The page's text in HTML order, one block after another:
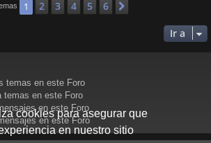
cookies para asegurar que
en nuestro sitio
1 2 3 4 5 6
Ir a
temas en este Foro
temas en este Foro
en este Foro
en este Foro